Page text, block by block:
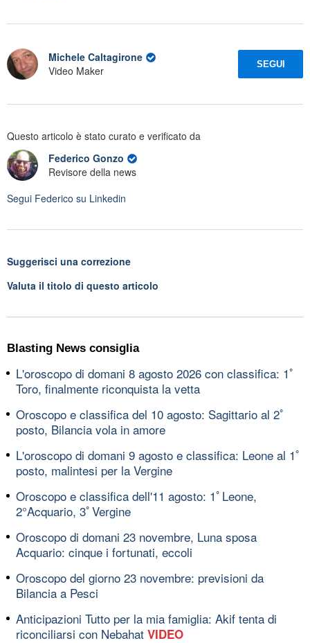
Michele Caltagirone
Video Maker
SEGUI
Questo articolo è stato curato e verificato da
Federico Gonzo
Revisore della news
Segui Federico su Linkedin
Suggerisci una correzione
Valuta il titolo di questo articolo
Blasting News consiglia
L'oroscopo di domani 8 agosto 2026 con classifica: 1ﾟ
Toro, finalmente riconquista la vetta
Oroscopo e classifica del 10 agosto: Sagittario al 2ﾟ
posto, Bilancia vola in amore
L'oroscopo di domani 9 agosto e classifica: Leone al 1ﾟ
posto, malintesi per la Vergine
Oroscopo e classifica dell'11 agosto: 1ﾟLeone,
2°Acquario, 3ﾟVergine
Oroscopo di domani 23 novembre, Luna sposa
Acquario: cinque i fortunati, eccoli
Oroscopo del giorno 23 novembre: previsioni da
Bilancia a Pesci
Anticipazioni Tutto per la mia famiglia: Akif tenta di
riconciliarsi con Nebahat VIDEO